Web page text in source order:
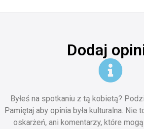
Dodaj
Byłeś na spotkaniu z tą kobietą?
Pamiętaj aby opinia była kulturalna. Nie
oskarżeń, ani komentarzy, które